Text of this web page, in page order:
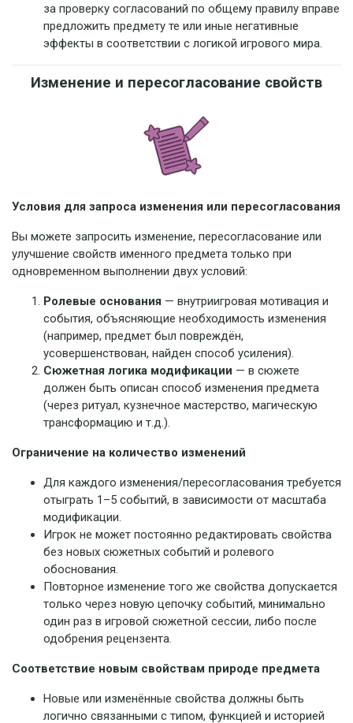
за проверку согласований по общему правилу вправе
предложить предмету те или иные негативные
эффекты в соответствии с логикой игрового мира.
Изменение и пересогласование свойств
Условия для запроса изменения или пересогласования
Вы можете запросить изменение, пересогласование или
улучшение свойств именного предмета только при
одновременном выполнении двух условий:
Ролевые основания — внутриигровая мотивация и
события, объясняющие необходимость изменения
(например, предмет был повреждён,
усовершенствован, найден способ усиления).
Сюжетная логика модификации — в сюжете
должен быть описан способ изменения предмета
(через ритуал, кузнечное мастерство, магическую
трансформацию и т.д.).
Ограничение на количество изменений
Для каждого изменения/пересогласования требуется
отыграть 1–5 событий, в зависимости от масштаба
модификации.
Игрок не может постоянно редактировать свойства
без новых сюжетных событий и ролевого
обоснования.
Повторное изменение того же свойства допускается
только через новую цепочку событий, минимально
один раз в игровой сюжетной сессии, либо после
одобрения рецензента.
Соответствие новым свойствам природе предмета
Новые или изменённые свойства должны быть
логично связанными с типом, функцией и историей